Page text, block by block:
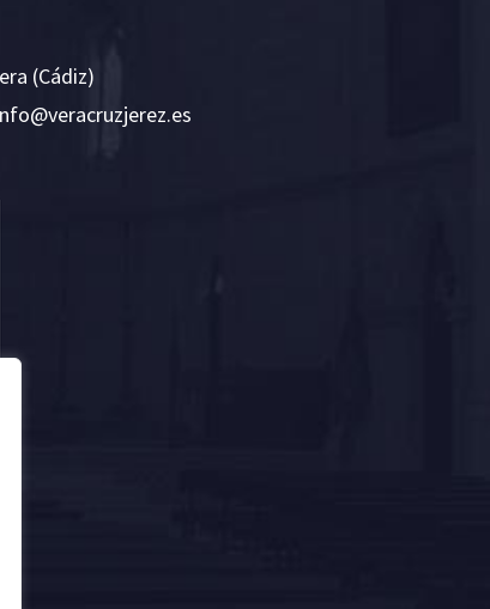
(Cádiz)
se.ze
rejzu
rcare
v@ofn